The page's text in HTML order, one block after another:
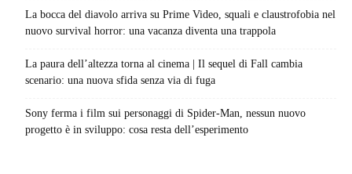
La bocca del diavolo arriva su Prime Video, squali e claustrofobia nel
nuovo survival horror: una vacanza diventa una trappola
La paura dell’altezza torna al cinema | Il sequel di Fall cambia
scenario: una nuova sfida senza via di fuga
Sony ferma i film sui personaggi di Spider-Man, nessun nuovo
progetto è in sviluppo: cosa resta dell’esperimento